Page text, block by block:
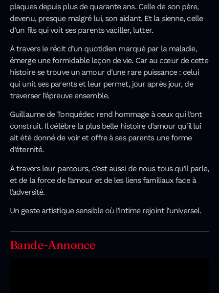
plaques depuis plus de quarante ans. Celle de son père,
devenu, presque malgré lui, son aidant. Et la sienne, celle
d’un fils qui voit ses parents vaciller, lutter.
À travers le récit d’un quotidien marqué par la maladie,
émerge une formidable leçon de vie. Car au cœur de cette
histoire se trouve un amour d’une rare puissance : celui
qui unit ses parents et leur permet, jour après jour, de
traverser l’épreuve ensemble.
Guillaume de Tonquédec rend hommage à ceux qui l’ont
construit. Il célèbre la plus belle histoire d’amour qu’il lui
ait été donné de voir et offre à ses parents une forme
d’éternité.
À travers leur parcours, c’est aussi de nous tous qu’il parle,
et de la force de l’amour et de les liens familiaux face à
l’adversité.
Un geste artistique sensible où l’intime rejoint l’universel.
Bande-Annonce